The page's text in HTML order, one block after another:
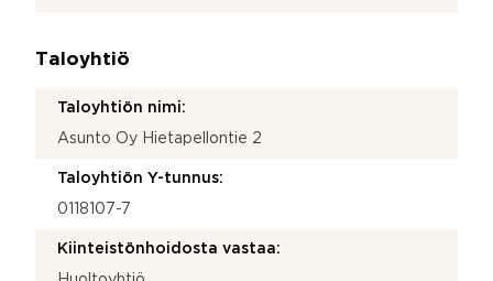
Taloyhtiö
Taloyhtiön nimi:
Asunto Oy Hietapellontie 2
Taloyhtiön Y-tunnus:
0118107-7
Kiinteistönhoidosta vastaa: